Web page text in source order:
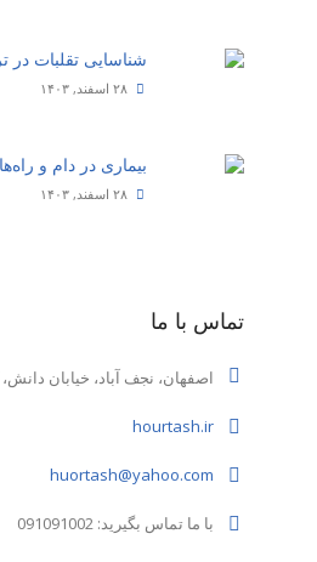
شناسایی تقلبات در
۲۸ اسفند, ۱۴۰۳
بیماری‌ در دام و
۲۸ اسفند, ۱۴۰۳
تماس با ما
اصفهان، نجف آباد، خیابان دانش،
hourtash.ir
huortash@yahoo.com
با ما تماس بگیرید: 091091002